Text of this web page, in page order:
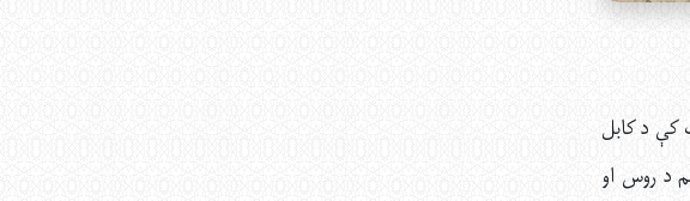
کال د لیندۍ په میاشت کې د کابل
د روس او